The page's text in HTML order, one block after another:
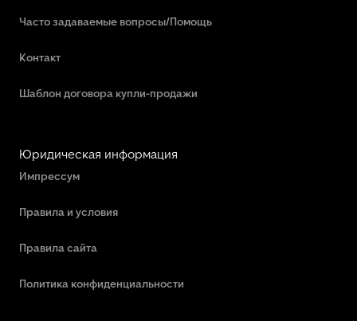
Часто задаваемые вопросы/Помощь
Контакт
Шаблон договора купли-продажи
Юридическая информация
Импрессум
Правила и условия
Правила сайта
Политика конфиденциальности